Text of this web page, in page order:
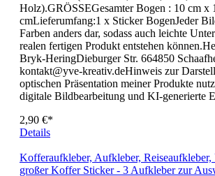
auf Papier (Fotoalben, Karten, Kalender)
Oberflächen (Kunststoff, Metall, Glas,
Holz).GRÖSSEGesamter Bogen : 10 cm x
cmLieferumfang:1 x Sticker BogenJeder
Farben anders dar, sodass auch leichte
realen fertigen Produkt entstehen
Bryk-HeringDieburger Str. 664850
kontakt@yve-kreativ.deHinweis zur
digitale Bildbearbeitung und KI-generierte
Details